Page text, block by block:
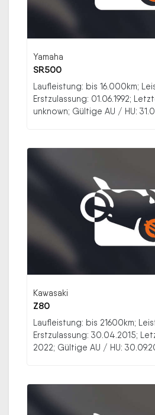
Yamaha
SR500
Laufleistung: bis 16.000km;
Erstzulassung: 01.06.1992;
unknown; Gültige AU / HU:
Kawasaki
Z80
Laufleistung: bis 21600km;
Erstzulassung: 30.04.2015;
2022; Gültige AU / HU: